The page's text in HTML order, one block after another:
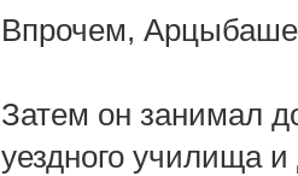
Впрочем,
Затем он занимал
уездного училища